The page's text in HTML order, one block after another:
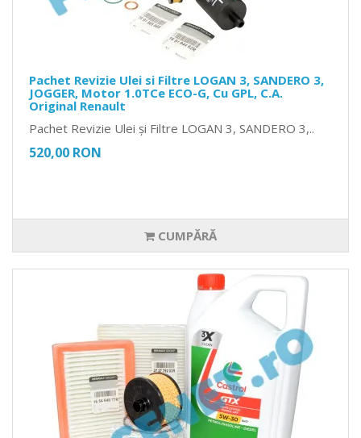
Pachet Revizie Ulei si Filtre LOGAN 3, SANDERO 3,
JOGGER, Motor 1.0TCe ECO-G, Cu GPL, C.A.
Original Renault
Pachet Revizie Ulei și Filtre LOGAN 3, SANDERO 3,..
520,00 RON
CUMPĂRĂ